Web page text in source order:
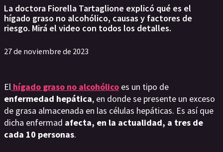
La doctora Fiorella Tartaglione explicó qué es el
hígado graso no alcohólico, causas y factores de
riesgo. Mirá el video con todos los detalles.
27 de noviembre de 2023
El hígado graso no alcohólico es un tipo de
enfermedad hepática, en donde se presente un exceso
de grasa almacenada en las células hepáticas. Es así que
dicha enfermad afecta, en la actualidad, a tres de
cada 10 personas.